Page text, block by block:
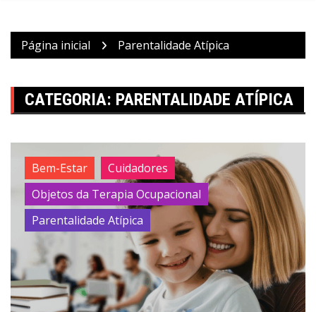
Página inicial Parentalidade Atípica
CATEGORIA: PARENTALIDADE ATÍPICA
Bem-Estar
Cuidadores
Objetos da Terapia Ocupacional
Parentalidade Atípica